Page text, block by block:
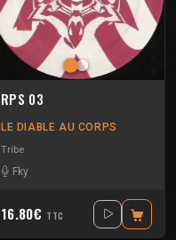
RPS 03
LE DIABLE AU CORPS
Tribe
Fky
16.80€ TTC